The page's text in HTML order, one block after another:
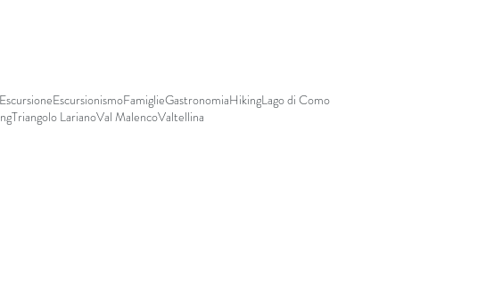
EscursioneEscursionismoFamiglieGastronomiaHikingLago di Como
Triangolo LarianoVal MalencoValtellina